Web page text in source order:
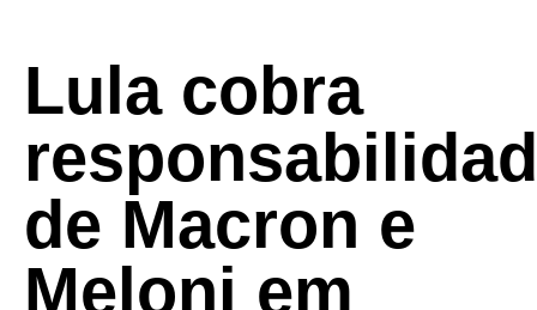
Lula cobra
de Macron e
Meloni em